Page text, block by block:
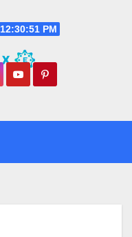
12:30:52 PM